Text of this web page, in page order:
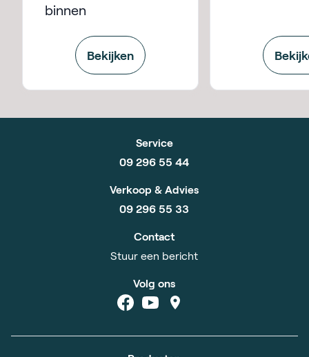
binnen
Bekijken
Service
09 296 55 44
Verkoop & Advies
09 296 55 33
Contact
Stuur een bericht
Volg ons